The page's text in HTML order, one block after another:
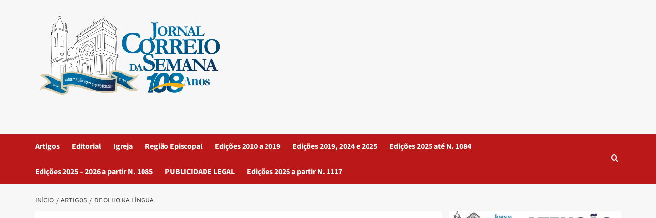
Artigos Editorial Igreja Região Episcopal Edições 2010 a 2019 Edições 2019, 2024 e 2025 Edições 2025 até N. 1084
Edições 2025 – 2026 a partir N. 1085 PUBLICIDADE LEGAL Edições 2026 a partir N. 1117
INÍCIO ARTIGOS DE OLHO NA LÍNGUA